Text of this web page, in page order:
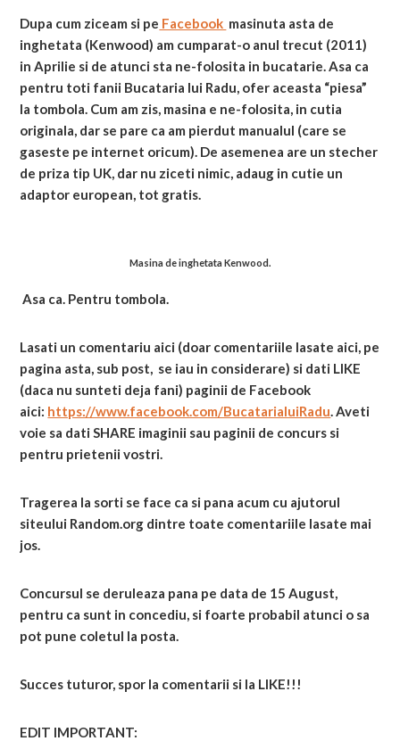
Dupa cum ziceam si pe Facebook masinuta asta de
inghetata (Kenwood) am cumparat-o anul trecut (2011)
in Aprilie si de atunci sta ne-folosita in bucatarie. Asa ca
pentru toti fanii Bucataria lui Radu, ofer aceasta “piesa”
la tombola. Cum am zis, masina e ne-folosita, in cutia
originala, dar se pare ca am pierdut manualul (care se
gaseste pe internet oricum). De asemenea are un stecher
de priza tip UK, dar nu ziceti nimic, adaug in cutie un
adaptor european, tot gratis.
Masina de inghetata Kenwood.
Asa ca. Pentru tombola.
Lasati un comentariu aici (doar comentariile lasate aici, pe
pagina asta, sub post, se iau in considerare) si dati LIKE
(daca nu sunteti deja fani) paginii de Facebook
aici: https://www.facebook.com/BucatarialuiRadu. Aveti
voie sa dati SHARE imaginii sau paginii de concurs si
pentru prietenii vostri.
Tragerea la sorti se face ca si pana acum cu ajutorul
siteului Random.org dintre toate comentariile lasate mai
jos.
Concursul se deruleaza pana pe data de 15 August,
pentru ca sunt in concediu, si foarte probabil atunci o sa
pot pune coletul la posta.
Succes tuturor, spor la comentarii si la LIKE!!!
EDIT IMPORTANT: